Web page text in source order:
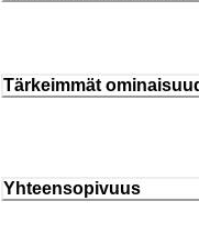
Tärkeimmät
Yhteensopivuus